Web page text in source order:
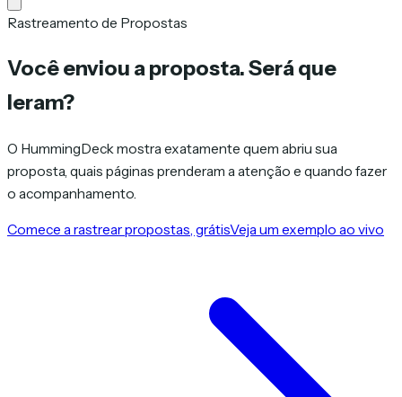
Rastreamento de Propostas
Você enviou a proposta.Será que
leram?
O HummingDeck mostra exatamente quem abriu sua
proposta, quais páginas prenderam a atenção e quando fazer
o acompanhamento.
Comece a rastrear propostas, grátisVeja um exemplo ao vivo